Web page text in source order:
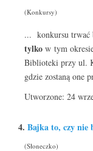
(Konkursy)
... konkursu trwać
tylko w tym
Biblioteki przy ul.
gdzie zostaną one
Utworzone: 24
4. Bajka to, czy nie
(Słoneczko)